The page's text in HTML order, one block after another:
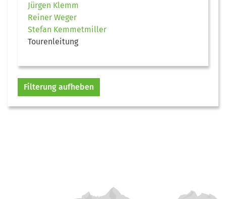
Jürgen Klemm
Reiner Weger
Stefan Kemmetmiller
Tourenleitung
Filterung aufheben